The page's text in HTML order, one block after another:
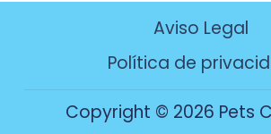
Copyright © 2026 Pets
Aviso Legal
Política de